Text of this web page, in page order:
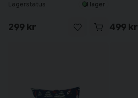
Lagerstatus I lager
299 kr 499 kr